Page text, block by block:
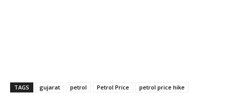
TAGS gujarat petrol Petrol Price petrol price hike